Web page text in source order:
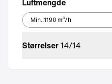
Min.:1190 m³/h
Størrelser14/14